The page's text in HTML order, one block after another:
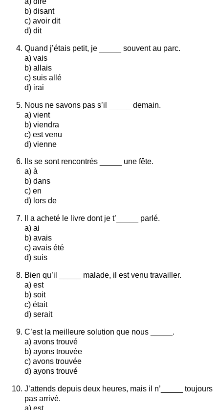
b) disant
c) avoir dit
d) dit
Quand j’étais petit, je _____ souvent au parc.
a) vais
b) allais
c) suis allé
d) irai
Nous ne savons pas s’il _____ demain.
a) vient
b) viendra
c) est venu
d) vienne
Ils se sont rencontrés _____ une fête.
a) à
b) dans
c) en
d) lors de
Il a acheté le livre dont je t’_____ parlé.
a) ai
b) avais
c) avais été
d) suis
Bien qu’il _____ malade, il est venu travailler.
a) est
b) soit
c) était
d) serait
C’est la meilleure solution que nous _____.
a) avons trouvé
b) ayons trouvée
c) avons trouvée
d) ayons trouvé
J’attends depuis deux heures, mais il n’_____ toujours
pas arrivé.
a) est